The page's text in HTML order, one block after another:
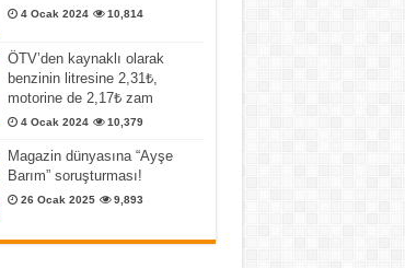
4 Ocak 2024 10,814
ÖTV’den kaynaklı olarak
benzinin litresine 2,31₺,
motorine de 2,17₺ zam
4 Ocak 2024 10,379
Magazin dünyasına “Ayşe
Barım” soruşturması!
26 Ocak 2025 9,893